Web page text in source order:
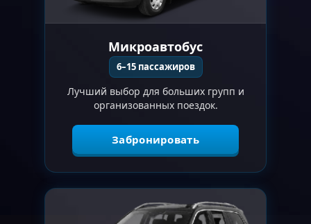
Микроавтобус
6–15 пассажиров
Лучший выбор для больших групп и
организованных поездок.
Забронировать